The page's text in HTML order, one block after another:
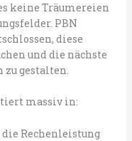
keine Träumereien
PBN
diese
und die nächste
zu gestalten.
massiv in:
Rechenleistung